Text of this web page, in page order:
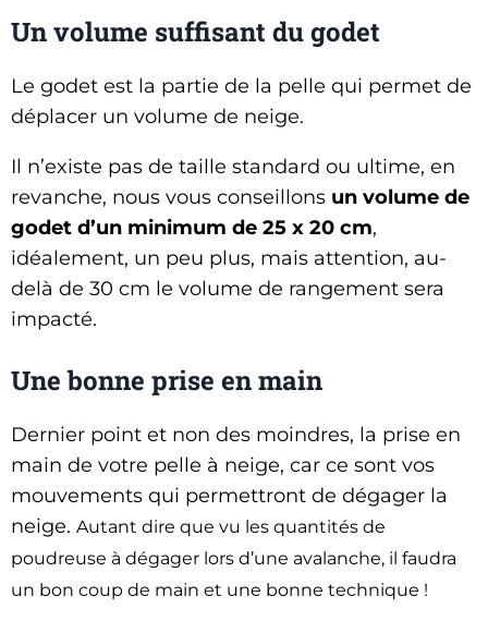
Un volume suffisant du godet
Le godet est la partie de la pelle qui permet de
déplacer un volume de neige.
Il n’existe pas de taille standard ou ultime, en
revanche, nous vous conseillons un volume de
godet d’un minimum de 25 x 20 cm,
idéalement, un peu plus, mais attention, au-
delà de 30 cm le volume de rangement sera
impacté.
Une bonne prise en main
Dernier point et non des moindres, la prise en
main de votre pelle à neige, car ce sont vos
mouvements qui permettront de dégager la
neige. Autant dire que vu les quantités de
poudreuse à dégager lors d’une avalanche, il faudra
un bon coup de main et une bonne technique !